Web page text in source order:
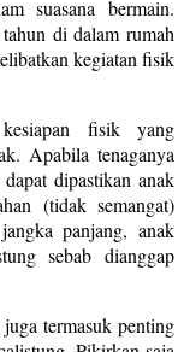
suasana bermain.
di dalam rumah
kegiatan fisik
fisik yang
Apabila tenaganya
dipastikan anak
(tidak semangat)
panjang, anak
sebab dianggap
termasuk penting